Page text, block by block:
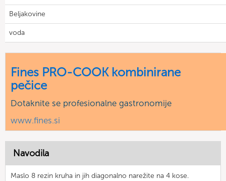
Beljakovine
voda
Fines PRO-COOK kombinirane
pečice
Dotaknite se profesionalne gastronomije
www.fines.si
Navodila
Maslo 8 rezin kruha in jih diagonalno narežite na 4 kose.